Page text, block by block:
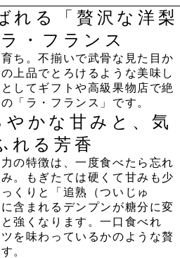
れる「贅沢な洋梨
・フランス
ち。不揃いで武骨な見た目か
上品でとろけるような美味し
してギフトや高級果物店で絶
「ラ・フランス」です。
かな甘みと、気
れる芳香
の特徴は、一度食べたら忘れ
。もぎたては硬くて甘みも少
くりと「追熟（ついじゅ
含まれるデンプンが糖分に変
強くなります。一口食べれ
を味わっているかのような贅
。